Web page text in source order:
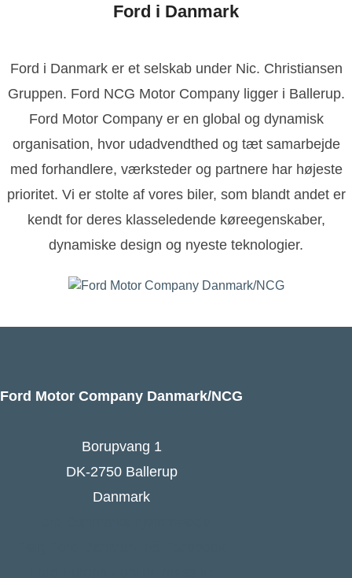
Ford i Danmark
Ford i Danmark er et selskab under Nic. Christiansen
Gruppen. Ford NCG Motor Company ligger i Ballerup.
Ford Motor Company er en global og dynamisk
organisation, hvor udadvendthed og tæt samarbejde
med forhandlere, værksteder og partnere har højeste
prioritet. Vi er stolte af vores biler, som blandt andet er
kendt for deres klasseledende køreegenskaber,
dynamiske design og nyeste teknologier.
Ford Motor Company Danmark/NCG
Borupvang 1
DK-2750 Ballerup
Danmark